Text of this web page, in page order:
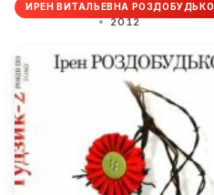
ИРЕН ВИТАЛЬЕВНА РОЗДОБУДЬКО
2012